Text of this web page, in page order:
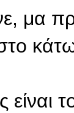
μα
είναι